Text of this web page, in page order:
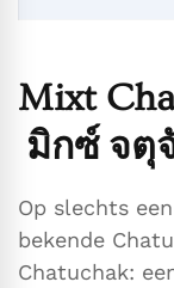
Mixt
มิกซ์ จตุ
Op slechts
bekende
Chatuchak: